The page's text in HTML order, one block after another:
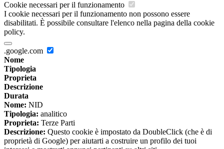
Cookie necessari per il funzionamento
I cookie necessari per il funzionamento non possono essere
disabilitati. È possibile consultare l'elenco nella pagina della cookie
policy.
.google.com
Nome
Tipologia
Proprieta
Descrizione
Durata
Nome: NID
Tipologia: analitico
Proprieta: Terze Parti
Descrizione: Questo cookie è impostato da DoubleClick (che è di
proprietà di Google) per aiutarti a costruire un profilo dei tuoi